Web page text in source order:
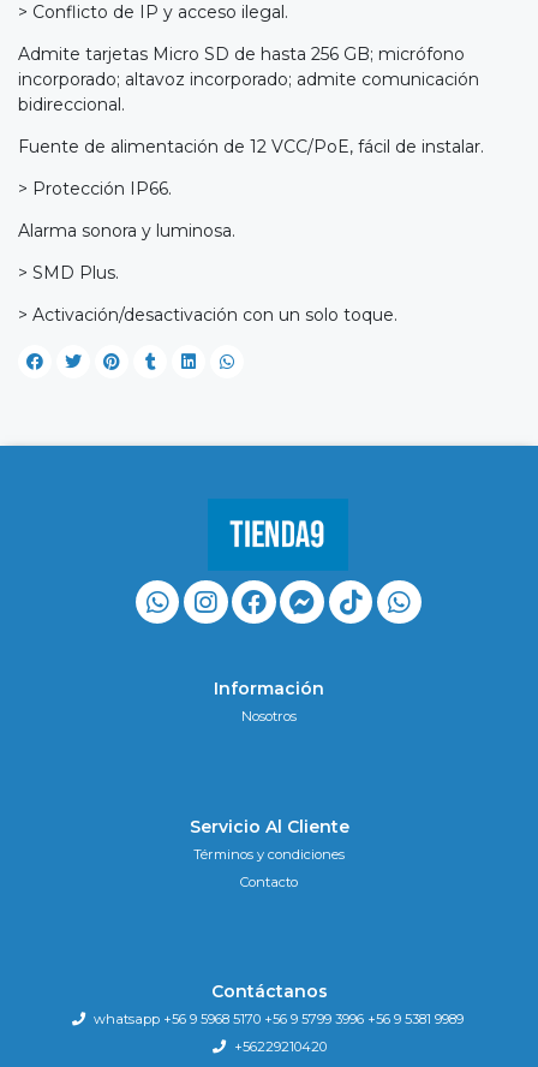
> Conflicto de IP y acceso ilegal.
Admite tarjetas Micro SD de hasta 256 GB; micrófono
incorporado; altavoz incorporado; admite comunicación
bidireccional.
Fuente de alimentación de 12 VCC/PoE, fácil de instalar.
> Protección IP66.
Alarma sonora y luminosa.
> SMD Plus.
> Activación/desactivación con un solo toque.
Información
Nosotros
Servicio Al Cliente
Términos y condiciones
Contacto
Contáctanos
whatsapp +56 9 5968 5170 +56 9 5799 3996 +56 9 5381 9989
+56229210420